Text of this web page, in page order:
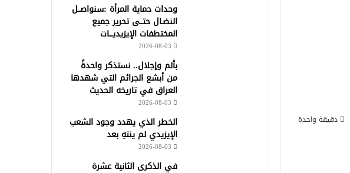
دقيقة واحدة
وحدات حماية المرأة :سنواصــل
النضـال حتــى تحرير جميع
المختطفات الإيزيديـــات
2026-08-03
بألم وإجلال.. نستذكر واحدةً
من أبشع الجرائم التي شهدها
العراق في تاريخه الحديث
2026-08-03
الخطر الذي يهدد وجود الشعب
الإيزيدي لم ينتهِ بعد
2026-08-03
في الذكرى الثانية عشرة